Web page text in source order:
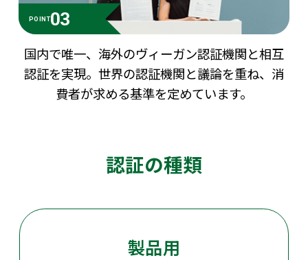
POINT03
国内で唯一、海外のヴィーガン認証機関と相互
認証を実現。世界の認証機関と議論を重ね、消
費者が求める基準を定めています。
認証の種類
製品用